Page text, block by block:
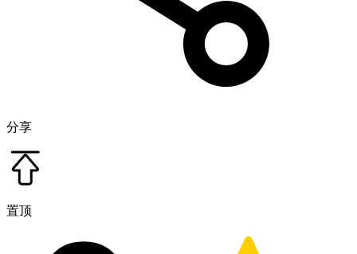
分享
置顶